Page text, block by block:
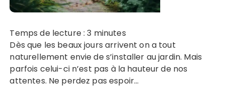
Temps de lecture :3 minutes
Dès que les beaux jours arrivent on a tout
naturellement envie de s’installer au jardin. Mais
parfois celui-ci n’est pas à la hauteur de nos
attentes. Ne perdez pas espoir…